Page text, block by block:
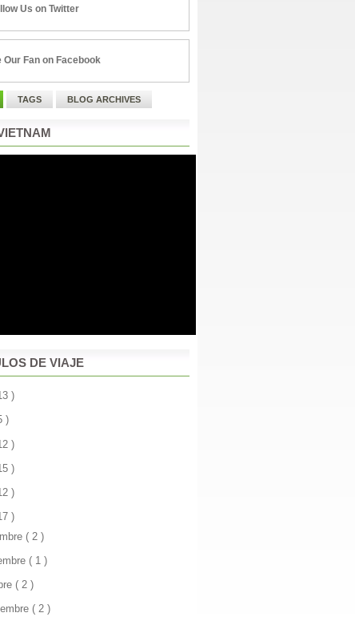
Us on Twitter
Our Fan on Facebook
TAGS BLOG ARCHIVES
DE VIAJE
)
)
)
)
)
)
( 2 )
( 1 )
( 2 )
( 2 )